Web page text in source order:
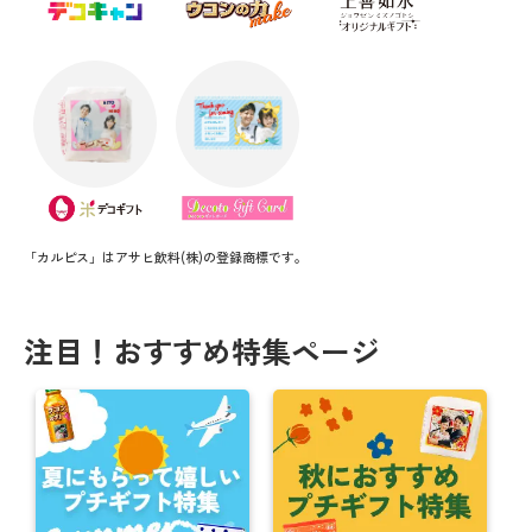
「カルピス」はアサヒ飲料(株)の登録商標です。
注目！おすすめ特集ページ